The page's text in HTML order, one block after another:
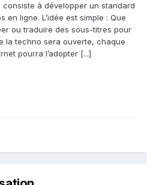
à développer un standard
ligne. L’idée est simple : Que
ou traduire des sous-titres pour
la techno sera ouverte, chaque
pourra l’adopter [...]